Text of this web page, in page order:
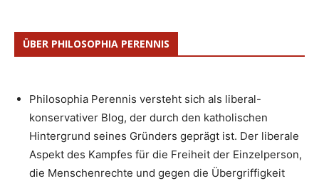
ÜBER PHILOSOPHIA PERENNIS
Philosophia Perennis versteht sich als liberal-
konservativer Blog, der durch den katholischen
Hintergrund seines Gründers geprägt ist. Der liberale
Aspekt des Kampfes für die Freiheit der Einzelperson,
die Menschenrechte und gegen die Übergriffigkeit